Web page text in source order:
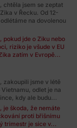
chtěla jsem se zeptat
v Řecku. Od 12-
na dovolenou
pokud jde o Ziku nebo
riziko je všude v EU
zatím v Evropě...
zakoupili jsme v létě
odlet je na
kdy ale budu...
je škoda, že nemáte
proti břišnímu
trimestr je sice v...